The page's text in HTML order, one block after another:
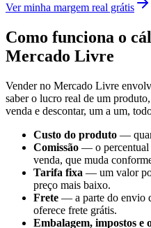
Ver minha margem real grátis
Como funciona o
Mercado Livre
Vender no Mercado Livre
saber o lucro real de um
venda e descontar, um a um,
Custo do produto —
Comissão — o percentual
venda, que muda
Tarifa fixa — um valor
preço mais baixo.
Frete — a parte do envio
oferece frete grátis.
Embalagem, impostos e